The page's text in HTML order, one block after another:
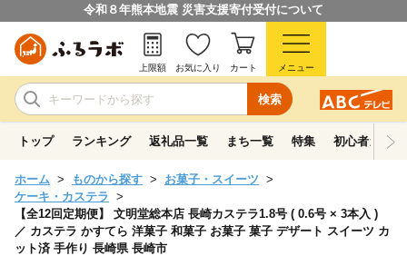
令和８年熊本地震 災害支援寄付受付について
検索
上限額 お気に入り カート メニュー
トップ ランキング 返礼品一覧 まち一覧 特集 初心者ガイド
ホーム ものから探す
お菓子・スイーツ
ケーキ・カステラ
【全12回定期便】 文明堂総本店 長崎カステラ1.8号 ( 0.6号 × 3本入 )
／ カステラ かすてら 洋菓子 和菓子 お菓子 菓子 デザート スイーツ カ
ット済 手作り 長崎県 長崎市